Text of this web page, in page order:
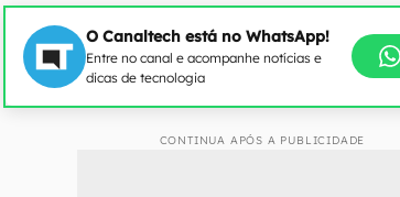
O Canaltech está no WhatsApp!
Entre no canal e acompanhe notícias e
dicas de tecnologia
CONTINUA APÓS A PUBLICIDADE